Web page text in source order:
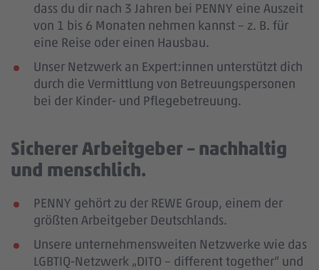
dass du dir nach 3 Jahren bei PENNY eine Auszeit
von 1 bis 6 Monaten nehmen kannst – z. B. für
eine Reise oder einen Hausbau.
Unser Netzwerk an Expert:innen unterstützt dich
durch die Vermittlung von Betreuungspersonen
bei der Kinder- und Pflegebetreuung.
Sicherer Arbeitgeber – nachhaltig
und menschlich.
PENNY gehört zu der REWE Group, einem der
größten Arbeitgeber Deutschlands.
Unsere unternehmensweiten Netzwerke wie das
LGBTIQ-Netzwerk „DITO – different together“ und